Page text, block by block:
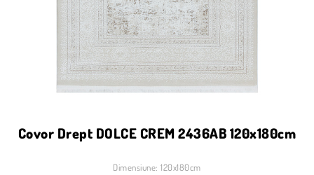
Covor Drept DOLCE CREM 2436AB 120x180cm
Dimensiune: 120x180cm